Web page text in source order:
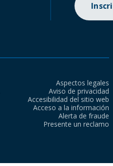
Aspectos legales
Aviso de privacidad
Accesibilidad del sitio web
Acceso a la información
Alerta de fraude
Presente un reclamo